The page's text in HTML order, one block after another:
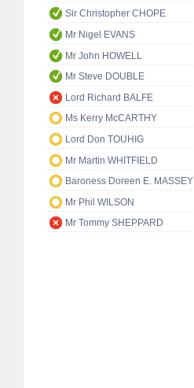
Sir Christopher CHOPE
Mr Nigel EVANS
Mr John HOWELL
Mr Steve DOUBLE
Lord Richard BALFE
Ms Kerry McCARTHY
Lord Don TOUHIG
Mr Martin WHITFIELD
Baroness Doreen E. MASSEY
Mr Phil WILSON
Mr Tommy SHEPPARD